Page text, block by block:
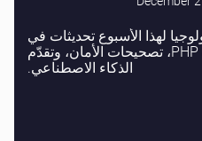
لهذا الأسبوع تحديثات في
تطوير البرمجيات، تطورات PHP، تصحيحات الأمان، وتقدّم
الذكاء الاصطناعي.